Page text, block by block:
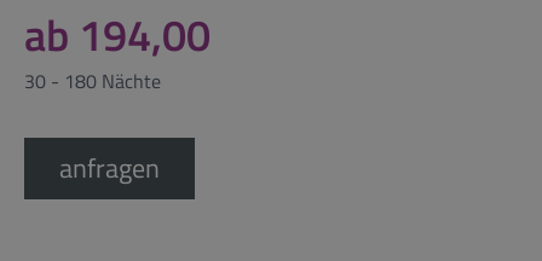
ab 194,00
30 - 180 Nächte
anfragen